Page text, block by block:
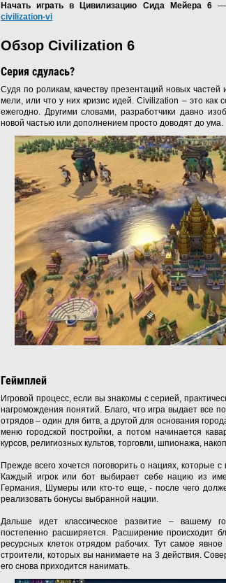
Начать играть в Цивилизацию Сида Мейера 6—
civilization-vi
Обзор Civilization 6
Серия сдулась?
Судя по роликам, качеству презентаций новых частей
мели, или что у них кризис идей. Civilization – это
ежегодно. Другими словами, разработчики давно
новой частью или дополнением просто доводят до ума.
Геймплей
Игровой процесс, если вы знакомы с серией,
нагромождения понятий. Благо, что игра выдает все
отрядов – один для битв, а другой для основания
меню городской постройки, а потом начинается
курсов, религиозных культов, торговли, шпионажа,
Прежде всего хочется поговорить о нациях, которые
Каждый игрок или бот выбирает себе нацию из
Германия, Шумеры или кто-то еще, - после чего
реализовать бонусы выбранной нации.
Дальше идет классическое развитие – вашему
постепенно расширяется. Расширение происходит
ресурсных клеток отрядом рабочих. Тут самое
строители, которых вы нанимаете на 3 действия.
его снова приходится нанимать.